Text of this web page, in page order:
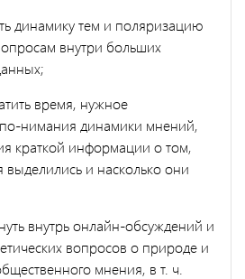
динамику тем и поляризацию
внутри больших
время, нужное
по-нимания динамики мнений,
краткой информации о том,
выделились и насколько они
внутрь онлайн-обсуждений и
вопросов о природе и
мнения, в т. ч.